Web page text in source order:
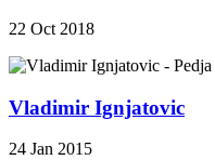
22 Oct 2018
Vladimir Ignjatovic
24 Jan 2015